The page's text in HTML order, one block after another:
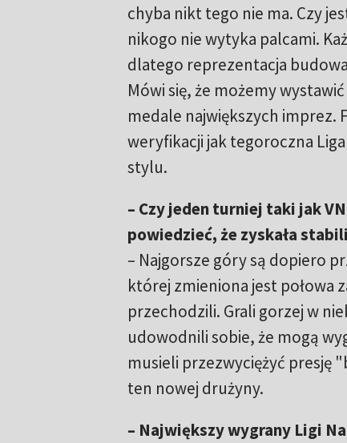
chyba nikt tego nie ma. Czy
nikogo nie wytyka palcami.
dlatego reprezentacja
Mówi się, że możemy
medale największych imprez.
weryfikacji jak tegoroczna
stylu.
– Czy jeden turniej taki jak
powiedzieć, że zyskała
– Najgorsze góry są dopiero
której zmieniona jest połowa
przechodzili. Grali gorzej w
udowodnili sobie, że mogą
musieli przezwyciężyć presję
ten nowej drużyny.
– Największy wygrany Ligi